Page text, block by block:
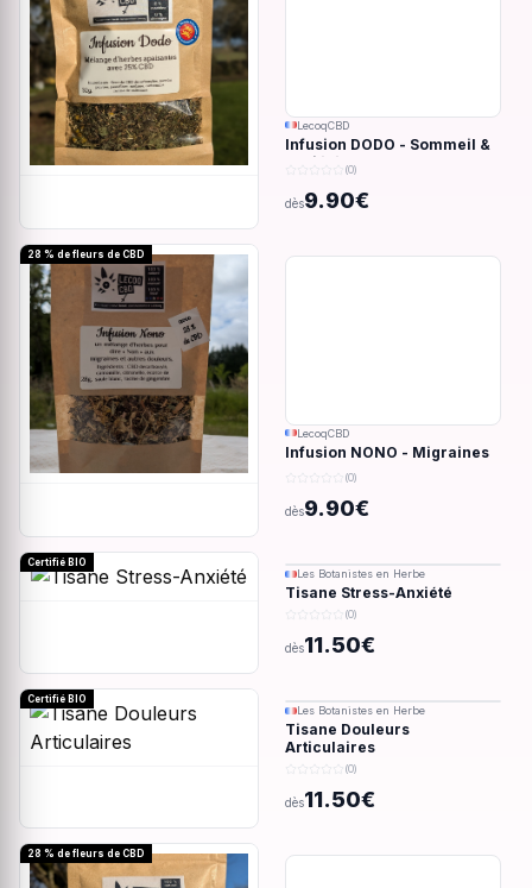
LecoqCBD
Infusion DODO - Sommeil &
anxiété - 32g
(0)
dès9.90€
28 % de fleurs de CBD
LecoqCBD
Infusion NONO - Migraines
& douleurs - 28g
(0)
dès9.90€
Certifié BIO
Les Botanistes en Herbe
Tisane Stress-Anxiété
(0)
dès11.50€
Certifié BIO
Les Botanistes en Herbe
Tisane Douleurs
Articulaires
(0)
dès11.50€
28 % de fleurs de CBD